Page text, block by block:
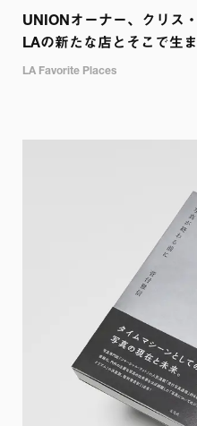
UNIONオーナー、クリス
LAの新たな店とそこで生
LA Favorite Places